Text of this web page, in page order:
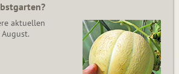
aktuellen